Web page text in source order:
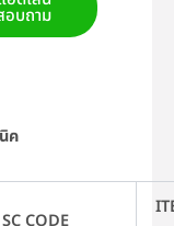
อบถาม
ค
SC CODE